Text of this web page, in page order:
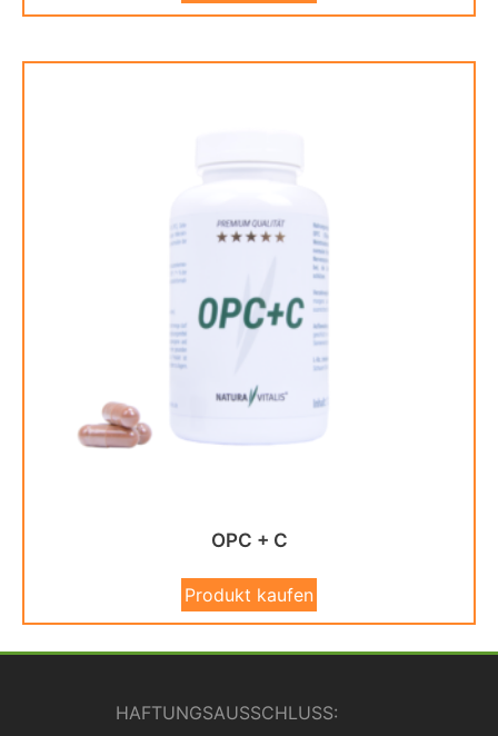
OPC + C
Produkt kaufen
HAFTUNGSAUSSCHLUSS: